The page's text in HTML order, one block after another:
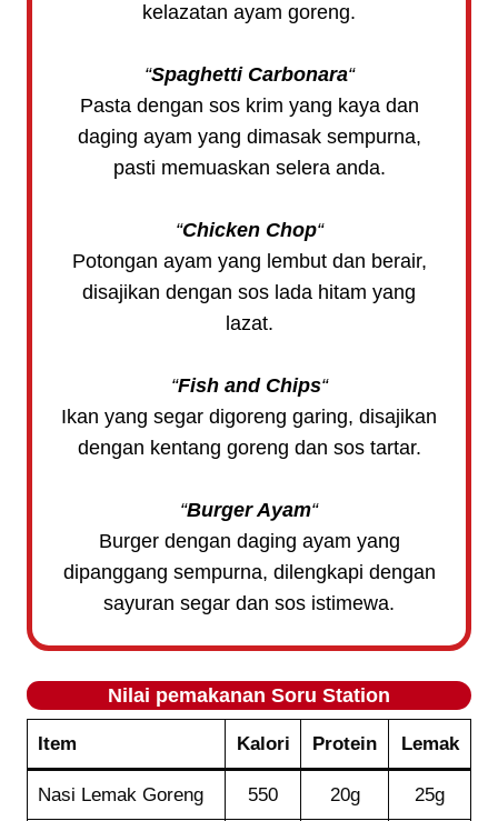
kelazatan ayam goreng.
“Spaghetti Carbonara“
Pasta dengan sos krim yang kaya dan
daging ayam yang dimasak sempurna,
pasti memuaskan selera anda.
“Chicken Chop“
Potongan ayam yang lembut dan berair,
disajikan dengan sos lada hitam yang
lazat.
“Fish and Chips“
Ikan yang segar digoreng garing, disajikan
dengan kentang goreng dan sos tartar.
“Burger Ayam“
Burger dengan daging ayam yang
dipanggang sempurna, dilengkapi dengan
sayuran segar dan sos istimewa.
Nilai pemakanan Soru Station
Item Kalori Protein Lemak
Nasi Lemak Goreng 550 20g 25g